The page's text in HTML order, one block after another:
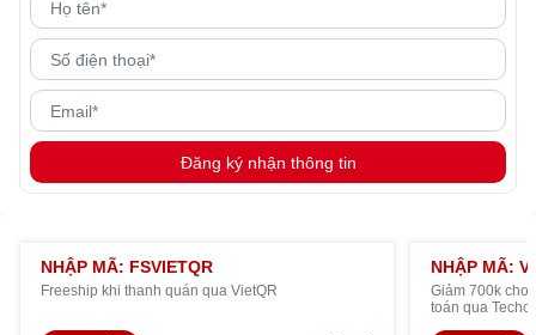
Đăng ký nhận thông tin
NHẬP MÃ: FSVIETQR
Freeship khi thanh quán qua VietQR
NHẬP MÃ:
Giảm 700k cho
toán qua